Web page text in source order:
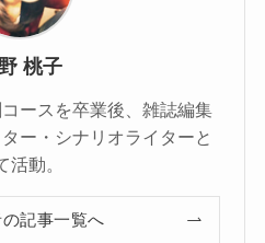
桃子
ースを卒業後、雑誌編集
ー・シナリオライターと
活動。
の記事一覧へ